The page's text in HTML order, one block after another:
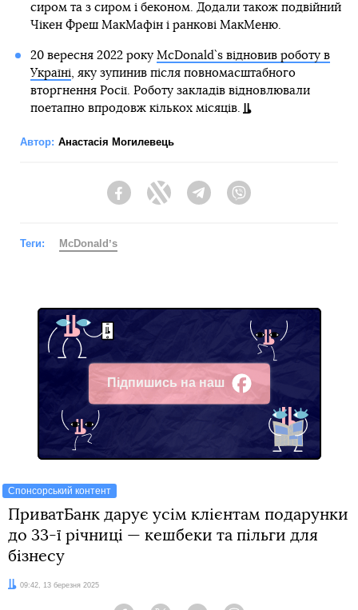
сиром та з сиром і беконом. Додали також подвійний
Чікен Фреш МакМафін і ранкові МакМеню.
20 вересня 2022 року McDonald`s відновив роботу в
Україні , яку зупинив після повномасштабного
вторгнення Росії. Роботу закладів відновлювали
поетапно впродовж кількох місяців.
Автор: Анастасія Могилевець
FacebookTwitter Telegram
Теги: McDonaldʼs
Підпишись на наш
Facebook
Спонсорський контент
ПриватБанк дарує усім клієнтам подарунки
до 33-ї річниці — кешбеки та пільги для
бізнесу
Дата:09:42, 13 березня 2025